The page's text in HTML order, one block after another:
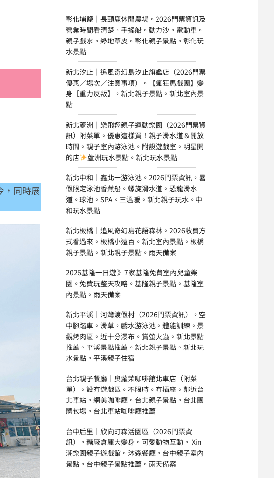
，同時展
彰化埔鹽｜長頸鹿休閒農場。2026門票資訊及
營業時間看清楚。手搖船。動力沙。電動車。
親子戲水。綠地草皮。彰化親子景點。彰化玩
水景點
新北汐止｜追風奇幻島汐止旗艦店（2026門票
優惠／場次／注意事項）。【瘋狂馬戲團】變
身【重力反叛】。新北親子景點。新北室內景
點
新北蘆洲｜樂飛翔親子運動樂園（2026門票資
訊）附菜單。優惠這樣買！親子滑水道＆開放
時間。親子室內游泳池。附設遊戲室。明星開
的店
蘆洲玩水景點。新北玩水景點
新北中和｜鑫北一游泳池。2026門票資訊。暑
假限定泳池香蕉船。螺旋滑水道。恐龍滑水
道。球池。SPA。三溫暖。新北親子玩水。中
和玩水景點
新北板橋｜追風奇幻島花語森林。2026收費方
式看過來。板橋小遠百。新北室內景點。板橋
親子景點。新北親子景點。雨天備案
2026基隆一日遊 》7家基隆免費室內兒童樂
園。免費玩整天攻略。基隆親子景點。基隆室
內景點。雨天備案
新北平溪｜河灣渡假村（2026門票資訊）。空
中腳踏車。滑草。戲水游泳池。體能訓練。景
觀烤肉區。近十分瀑布。賞螢火蟲。新北景點
推薦。平溪景點推薦。新北親子景點。新北玩
水景點。平溪親子住宿
台北親子餐廳｜奧蘿茉咖啡館北車店（附菜
單）。設有遊戲區。不限時。有插座。鄰近台
北車站。網美咖啡廳。台北親子景點。台北團
體包場。台北車站咖啡廳推薦
台中后里｜欣向町森活園區（2026門票資
訊）。糖廠倉庫大變身。可愛動物互動。 Xin
潮樂園親子遊戲館。沐森餐廳。台中親子室內
景點。台中親子景點推薦。雨天備案